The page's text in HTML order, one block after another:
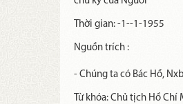
Thời gian: -1--1-1955
Nguồn trích :
- Chúng ta có Bác Hồ,
Từ khóa: Chủ tịch Hồ Chí